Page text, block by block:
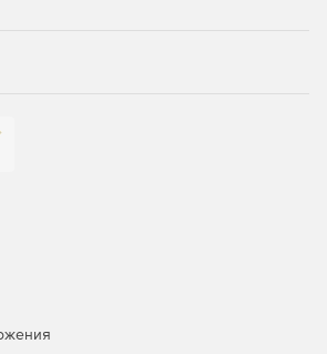
снижают потребление ресурсов
до 30%, обеспечивая оптимизацию
спектра платформ
серверов и инфраструктур VDI.